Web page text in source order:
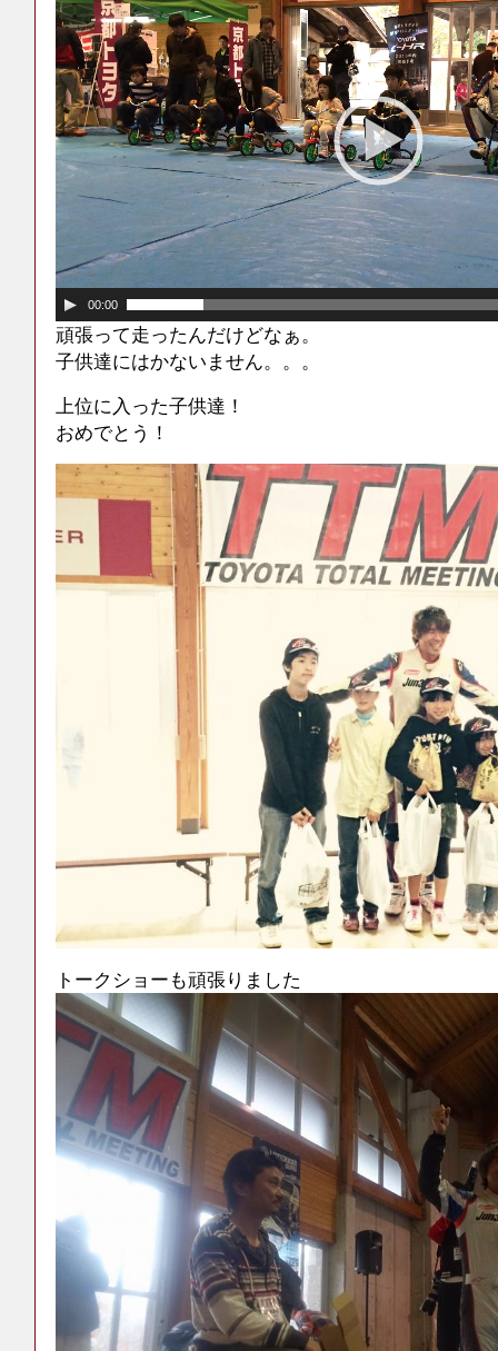
00:00
頑張って走ったんだけどなぁ。
子供達にはかないません。。。
上位に入った子供達！
おめでとう！
トークショーも頑張りました